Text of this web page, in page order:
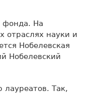
фонда. На
отраслях науки и
Нобелевская
Нобелевский
лауреатов. Так,